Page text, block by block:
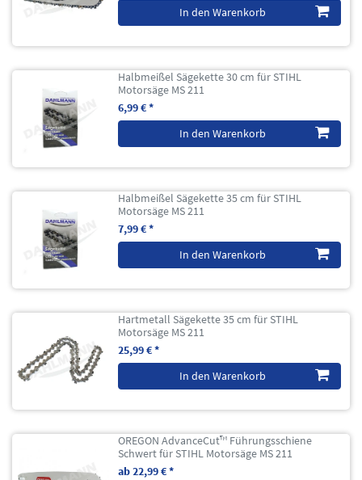
In den Warenkorb
Halbmeißel Sägekette 30 cm für STIHL
Motorsäge MS 211
6,99 € *
In den Warenkorb
Halbmeißel Sägekette 35 cm für STIHL
Motorsäge MS 211
7,99 € *
In den Warenkorb
Hartmetall Sägekette 35 cm für STIHL
Motorsäge MS 211
25,99 € *
In den Warenkorb
OREGON AdvanceCut™ Führungsschiene
Schwert für STIHL Motorsäge MS 211
ab 22,99 € *